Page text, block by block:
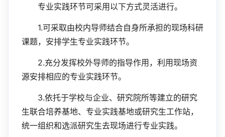
专业实践环节可采用以下方式灵活进行。
1.可采取由校内导师结合自身所承担的现场科研
课题，安排学生专业实践环节。
2.充分发挥校外导师的指导作用，利用现场资
源安排相应的专业实践环节。
3.依托于学校与企业、研究院所等建立的研究
生联合培养基地、专业实践基地或研究生工作站，
统一组织和选派研究生去现场进行专业实践。